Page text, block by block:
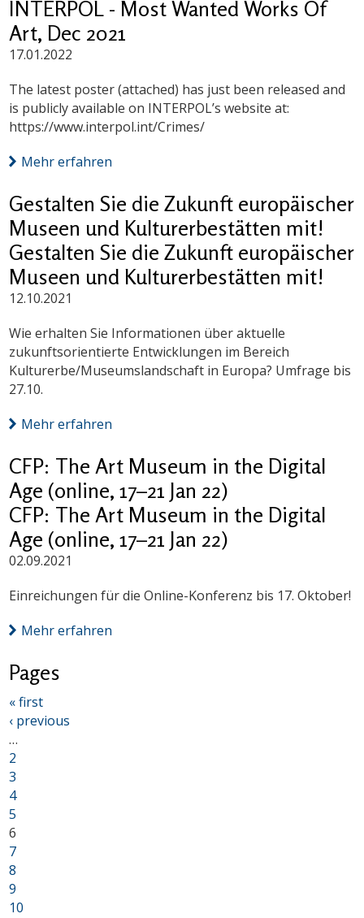
INTERPOL - Most Wanted Works Of
Art, Dec 2021
17.01.2022
The latest poster (attached) has just been released and
is publicly available on INTERPOL’s website at:
https://www.interpol.int/Crimes/
Mehr erfahren
Gestalten Sie die Zukunft europäischer
Museen und Kulturerbestätten mit!
Gestalten Sie die Zukunft europäischer
Museen und Kulturerbestätten mit!
12.10.2021
Wie erhalten Sie Informationen über aktuelle
zukunftsorientierte Entwicklungen im Bereich
Kulturerbe/Museumslandschaft in Europa? Umfrage bis
27.10.
Mehr erfahren
CFP: The Art Museum in the Digital
Age (online, 17–21 Jan 22)
CFP: The Art Museum in the Digital
Age (online, 17–21 Jan 22)
02.09.2021
Einreichungen für die Online-Konferenz bis 17. Oktober!
Mehr erfahren
Pages
« first
‹ previous
…
2
3
4
5
6
7
8
9
10